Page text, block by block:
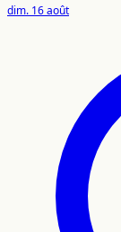
dim. 16 août